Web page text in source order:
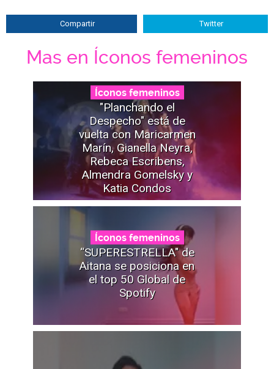
Compartir Twitter
Mas en Íconos femeninos
Íconos femeninos
"Planchando el
Despecho" está de
vuelta con Maricarmen
Marín, Gianella Neyra,
Rebeca Escribens,
Almendra Gomelsky y
Katia Condos
Íconos femeninos
“SUPERESTRELLA" de
Aitana se posiciona en
el top 50 Global de
Spotify